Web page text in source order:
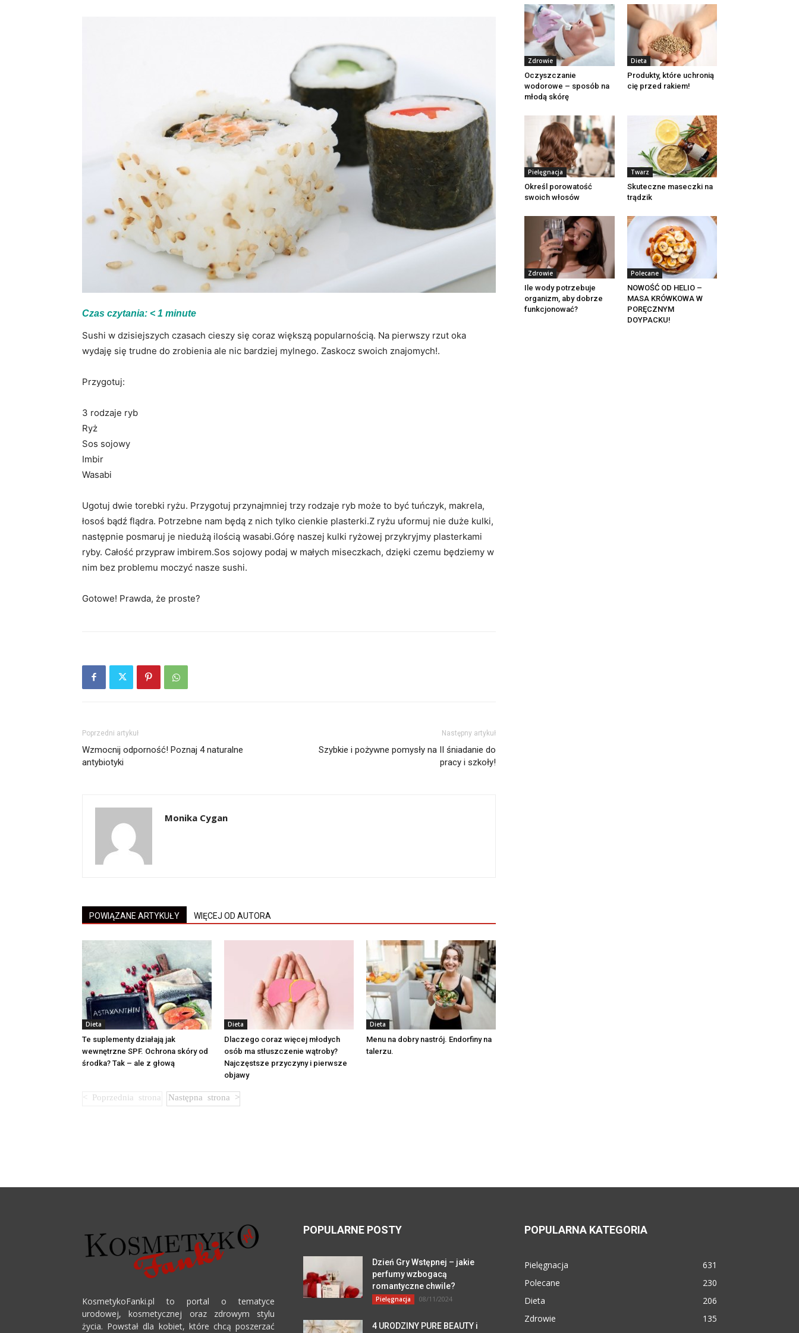
Czas czytania: < 1 minute
Sushi w dzisiejszych czasach cieszy się coraz większą popularnością. Na pierwszy rzut oka
wydaję się trudne do zrobienia ale nic bardziej mylnego. Zaskocz swoich znajomych!.
Przygotuj:
3 rodzaje ryb
Ryż
Sos sojowy
Imbir
Wasabi
Ugotuj dwie torebki ryżu. Przygotuj przynajmniej trzy rodzaje ryb może to być tuńczyk, makrela,
łosoś bądź flądra. Potrzebne nam będą z nich tylko cienkie plasterki.Z ryżu uformuj nie duże kulki,
następnie posmaruj je niedużą ilością wasabi.Górę naszej kulki ryżowej przykryjmy plasterkami
ryby. Całość przypraw imbirem.Sos sojowy podaj w małych miseczkach, dzięki czemu będziemy w
nim bez problemu moczyć nasze sushi.
Gotowe! Prawda, że proste?
Poprzedni artykuł
Wzmocnij odporność! Poznaj 4 naturalne
antybiotyki
Następny artykuł
Szybkie i pożywne pomysły na II śniadanie do
pracy i szkoły!
Monika Cygan
POWIĄZANE ARTYKUŁY WIĘCEJ OD AUTORA
Dieta
Te suplementy działają jak
wewnętrzne SPF. Ochrona skóry od
środka? Tak – ale z głową
Dieta
Dlaczego coraz więcej młodych
osób ma stłuszczenie wątroby?
Najczęstsze przyczyny i pierwsze
objawy
Dieta
Menu na dobry nastrój. Endorfiny na
talerzu.
Zdrowie
Oczyszczanie
wodorowe – sposób na
młodą skórę
Dieta
Produkty, które uchronią
cię przed rakiem!
Pielęgnacja
Określ porowatość
swoich włosów
Twarz
Skuteczne maseczki na
trądzik
Zdrowie
Ile wody potrzebuje
organizm, aby dobrze
funkcjonować?
Polecane
NOWOŚĆ OD HELIO –
MASA KRÓWKOWA W
PORĘCZNYM
DOYPACKU!
KosmetykoFanki.pl to portal o tematyce
urodowej, kosmetycznej oraz zdrowym stylu
życia. Powstał dla kobiet, które chcą poszerzać
POPULARNE POSTY
Dzień Gry Wstępnej – jakie
perfumy wzbogacą
romantyczne chwile?
Pielęgnacja 08/11/2024
4 URODZINY PURE BEAUTY i
POPULARNA KATEGORIA
Pielęgnacja
631
Polecane
230
Dieta
206
Zdrowie
135